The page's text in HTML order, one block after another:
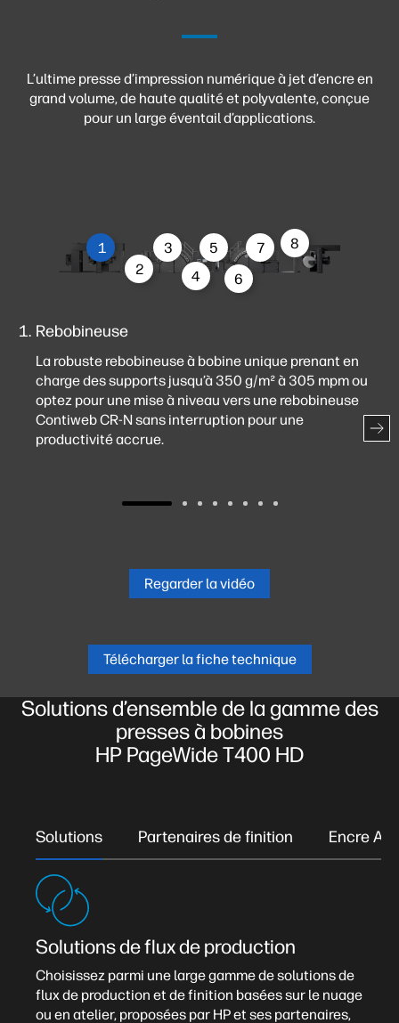
L’ultime presse d’impression numérique à jet d’encre en
grand volume, de haute qualité et polyvalente, conçue
pour un large éventail d’applications.
1
2
3
4
5
6
7 8
Rebobineuse
La robuste rebobineuse à bobine unique prenant en
charge des supports jusqu’à 350 g/m² à 305 mpm ou
optez pour une mise à niveau vers une rebobineuse
Contiweb CR-N sans interruption pour une
productivité accrue.
Regarder la vidéo
Télécharger la fiche technique
Solutions d’ensemble de la gamme des
presses à bobines
HP PageWide T400 HD
Solutions Partenaires de finition Encre
Solutions de flux de production
Choisissez parmi une large gamme de solutions de
flux de production et de finition basées sur le nuage
ou en atelier, proposées par HP et ses partenaires,